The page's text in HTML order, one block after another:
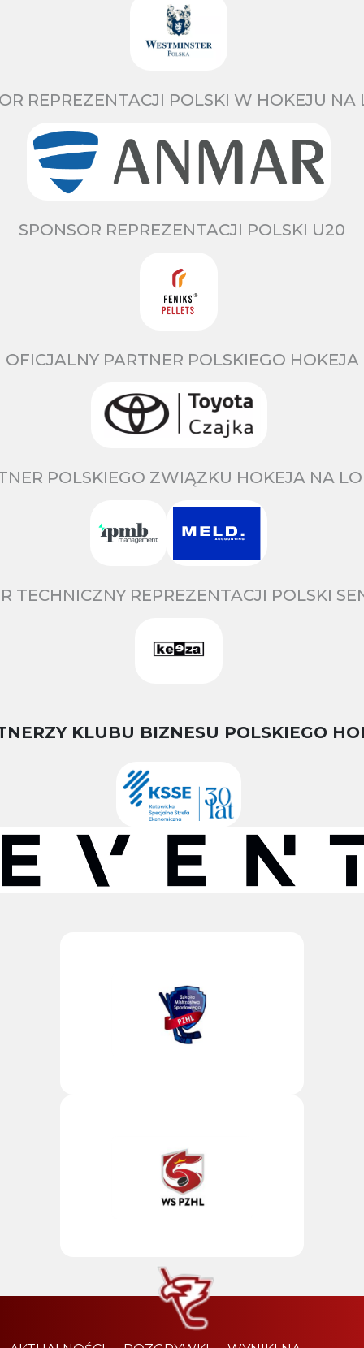
REPREZENTACJI POLSKI W HOKEJU NA
SPONSOR REPREZENTACJI POLSKI U20
OFICJALNY PARTNER POLSKIEGO HOKEJA
POLSKIEGO ZWIĄZKU HOKEJA NA
TECHNICZNY REPREZENTACJI POLSKI
KLUBU BIZNESU POLSKIEGO